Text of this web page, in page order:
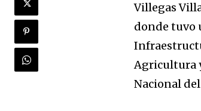
Villegas
donde tuvo
Agricultura
Nacional del